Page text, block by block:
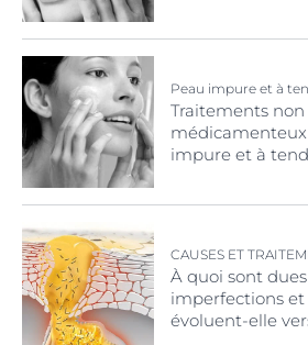
Peau impure et à
prise de
Traitements non
impure et à
CAUSES ET
À quoi sont
imperfections
évoluent-elle